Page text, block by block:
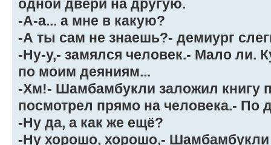
одной двери на другую.
-А-а... а мне в какую?
-А ты сам не знаешь?- демиург
-Ну-у,- замялся человек.- Мало ли.
по моим деяниям...
-Хм!- Шамбамбукли заложил книгу
посмотрел прямо на человека.- По
-Ну да, а как же ещё?
-Ну хорошо, хорошо,- Шамбамбукли